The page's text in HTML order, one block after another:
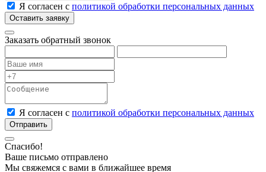
Я согласен с политикой обработки персональных данных
Оставить заявку
Заказать обратный звонок
Я согласен с политикой обработки персональных данных
Отправить
Спасибо!
Ваше письмо отправлено
Мы свяжемся с вами в ближайшее время